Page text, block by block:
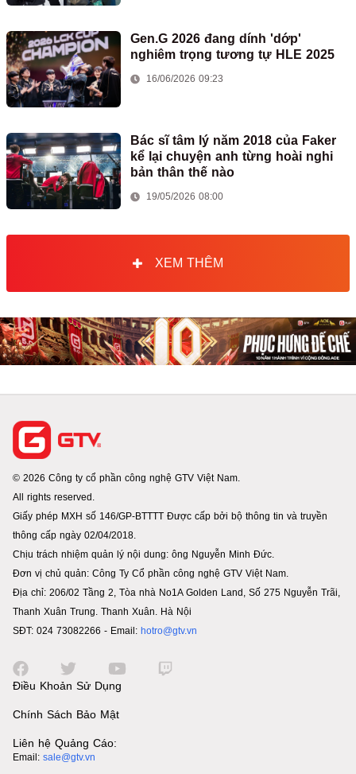
Gen.G 2026 đang dính 'dớp'
nghiêm trọng tương tự HLE 2025
16/06/2026 09:23
Bác sĩ tâm lý năm 2018 của Faker
kể lại chuyện anh từng hoài nghi
bản thân thế nào
19/05/2026 08:00
XEM THÊM
© 2026 Công ty cổ phần công nghệ GTV Việt Nam.
All rights reserved.
Giấy phép MXH số 146/GP-BTTTT Được cấp bởi bộ thông tin và truyền
thông cấp ngày 02/04/2018.
Chịu trách nhiệm quản lý nội dung: ông Nguyễn Minh Đức.
Đơn vị chủ quản: Công Ty Cổ phần công nghệ GTV Việt Nam.
Địa chỉ: 206/02 Tầng 2, Tòa nhà No1A Golden Land, Số 275 Nguyễn Trãi,
Thanh Xuân Trung. Thanh Xuân. Hà Nội
SĐT: 024 73082266 - Email: hotro@gtv.vn
Điều Khoản Sử Dụng
Chính Sách Bảo Mật
Liên hệ Quảng Cáo:
Email: sale@gtv.vn